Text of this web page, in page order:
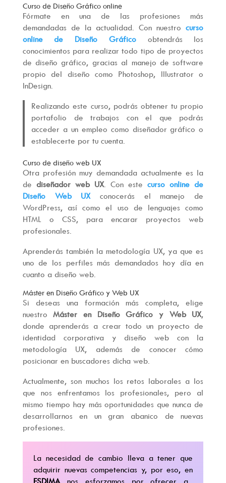
Curso de Diseño Gráfico online
Fórmate en una de las profesiones más
demandadas de la actualidad. Con nuestrocurso
online de Diseño Gráficoobtendrás los
conocimientos para realizar todo tipo de proyectos
de diseño gráfico, gracias al manejo de software
propio del diseño como Photoshop, Illustrator o
InDesign.
Realizando este curso, podrás obtener tu propio
portafolio de trabajos con el que podrás
acceder a un empleo como diseñador gráfico o
establecerte por tu cuenta.
Curso de diseño web UX
Otra profesión muy demandada actualmente es la
de diseñador web UX. Con estecurso online de
Diseño Web UX
conocerás el manejo de
WordPress, así como el uso de lenguajes como
HTML o CSS, para encarar proyectos web
profesionales.
Aprenderás también la metodología UX, ya que es
uno de los perfiles más demandados hoy día en
cuanto a diseño web.
Máster en Diseño Gráfico y Web UX
Si deseas una formación más completa, elige
nuestroMáster en Diseño Gráfico y Web UX,
donde aprenderás a crear todo un proyecto de
identidad corporativa y diseño web con la
metodología UX, además de conocer cómo
posicionar en buscadores dicha web.
Actualmente, son muchos los retos laborales a los
que nos enfrentamos los profesionales, pero al
mismo tiempo hay más oportunidades que nunca de
desarrollarnos en un gran abanico de nuevas
profesiones.
La necesidad de cambio lleva a tener que
adquirir nuevas competencias y, por eso, en